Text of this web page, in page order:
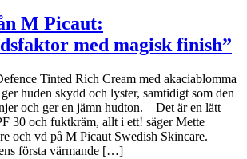
M Picaut:
med magisk finish”
Tinted Rich Cream med akaciablomma
huden skydd och lyster, samtidigt som den
och ger en jämn hudton. – Det är en lätt
30 och fuktkräm, allt i ett! säger Mette
och vd på M Picaut Swedish Skincare.
första värmande […]